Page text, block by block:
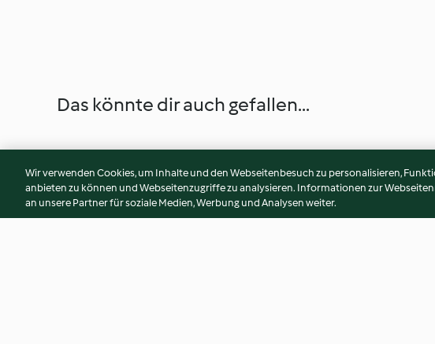
Das könnte dir auch gefallen...
Wir verwenden Cookies, um Inhalte und den Webseitenbesuch zu personalisieren,
anbieten zu können und Webseitenzugriffe zu analysieren. Informationen zur
an unsere Partner für soziale Medien, Werbung und Analysen weiter.